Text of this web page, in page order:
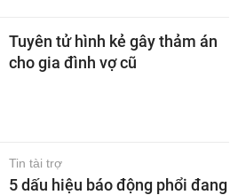
Tuyên tử hình kẻ gây thảm án
cho gia đình vợ cũ
Tin tài trợ
5 dấu hiệu báo động phổi đang